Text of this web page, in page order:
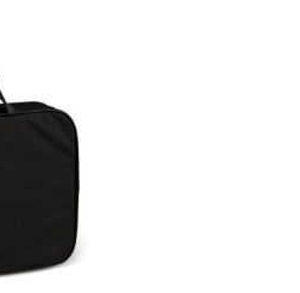
Добавить